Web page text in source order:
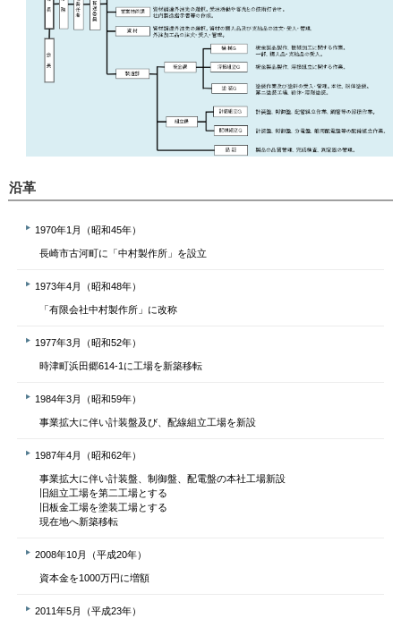
沿革
1970年1月（昭和45年）
長崎市古河町に「中村製作所」を設立
1973年4月（昭和48年）
「有限会社中村製作所」に改称
1977年3月（昭和52年）
時津町浜田郷614-1に工場を新築移転
1984年3月（昭和59年）
事業拡大に伴い計装盤及び、配線組立工場を新設
1987年4月（昭和62年）
事業拡大に伴い計装盤、制御盤、配電盤の本社工場新設
旧組立工場を第二工場とする
旧板金工場を塗装工場とする
現在地へ新築移転
2008年10月（平成20年）
資本金を1000万円に増額
2011年5月（平成23年）